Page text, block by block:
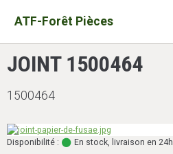
ATF-Forêt Pièces
JOINT 1500464
1500464
Disponibilité : En stock, livraison en 24h